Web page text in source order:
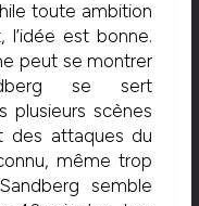
toute ambition
l’idée est bonne.
peut se montrer
se sert
plusieurs scènes
des attaques du
même trop
semble